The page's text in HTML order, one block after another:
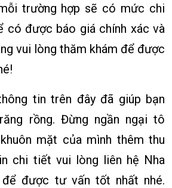
trường hợp sẽ có mức chi
có được báo giá chính xác và
vui lòng thăm khám để được
tin trên đây đã giúp bạn
rồng. Đừng ngần ngại tô
mặt của mình thêm thu
chi tiết vui lòng liên hệ Nha
để được tư vấn tốt nhất nhé.